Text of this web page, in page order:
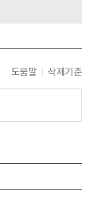
도움말 삭제기준